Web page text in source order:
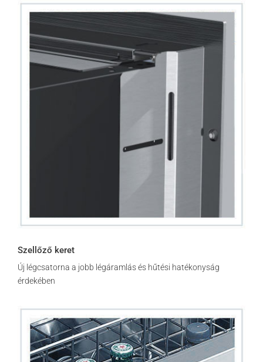
Szellőző keret
Új légcsatorna a jobb légáramlás és hűtési hatékonyság
érdekében